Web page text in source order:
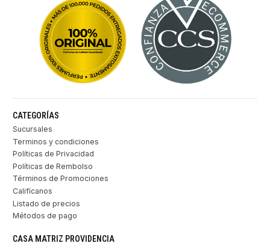
CATEGORÍAS
Sucursales
Terminos y condiciones
Políticas de Privacidad
Políticas de Rembolso
Términos de Promociones
Califícanos
Listado de precios
Métodos de pago
CASA MATRIZ PROVIDENCIA